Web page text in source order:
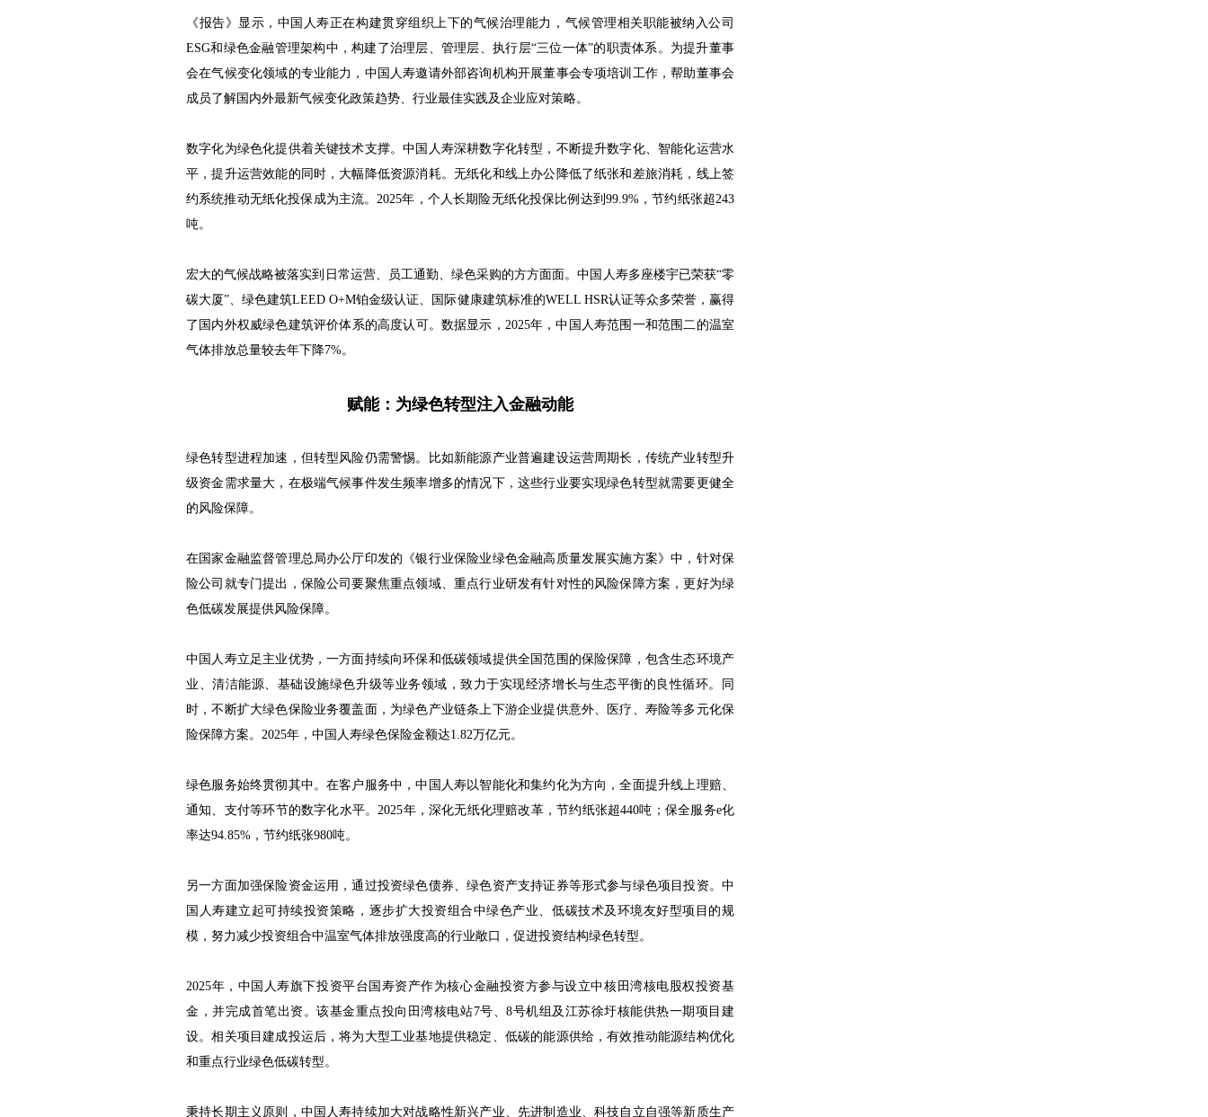
《报告》显示，中国人寿正在构建贯穿组织上下的气候治理能力，气候管理相关职能被纳入公司
ESG和绿色金融管理架构中，构建了治理层、管理层、执行层“三位一体”的职责体系。为提升董事
会在气候变化领域的专业能力，中国人寿邀请外部咨询机构开展董事会专项培训工作，帮助董事会
成员了解国内外最新气候变化政策趋势、行业最佳实践及企业应对策略。
数字化为绿色化提供着关键技术支撑。中国人寿深耕数字化转型，不断提升数字化、智能化运营水
平，提升运营效能的同时，大幅降低资源消耗。无纸化和线上办公降低了纸张和差旅消耗，线上签
约系统推动无纸化投保成为主流。2025年，个人长期险无纸化投保比例达到99.9%，节约纸张超243
吨。
宏大的气候战略被落实到日常运营、员工通勤、绿色采购的方方面面。中国人寿多座楼宇已荣获“零
碳大厦”、绿色建筑LEED O+M铂金级认证、国际健康建筑标准的WELL HSR认证等众多荣誉，赢得
了国内外权威绿色建筑评价体系的高度认可。数据显示，2025年，中国人寿范围一和范围二的温室
气体排放总量较去年下降7%。
赋能：为绿色转型注入金融动能
绿色转型进程加速，但转型风险仍需警惕。比如新能源产业普遍建设运营周期长，传统产业转型升
级资金需求量大，在极端气候事件发生频率增多的情况下，这些行业要实现绿色转型就需要更健全
的风险保障。
在国家金融监督管理总局办公厅印发的《银行业保险业绿色金融高质量发展实施方案》中，针对保
险公司就专门提出，保险公司要聚焦重点领域、重点行业研发有针对性的风险保障方案，更好为绿
色低碳发展提供风险保障。
中国人寿立足主业优势，一方面持续向环保和低碳领域提供全国范围的保险保障，包含生态环境产
业、清洁能源、基础设施绿色升级等业务领域，致力于实现经济增长与生态平衡的良性循环。同
时，不断扩大绿色保险业务覆盖面，为绿色产业链条上下游企业提供意外、医疗、寿险等多元化保
险保障方案。2025年，中国人寿绿色保险金额达1.82万亿元。
绿色服务始终贯彻其中。在客户服务中，中国人寿以智能化和集约化为方向，全面提升线上理赔、
通知、支付等环节的数字化水平。2025年，深化无纸化理赔改革，节约纸张超440吨；保全服务e化
率达94.85%，节约纸张980吨。
另一方面加强保险资金运用，通过投资绿色债券、绿色资产支持证券等形式参与绿色项目投资。中
国人寿建立起可持续投资策略，逐步扩大投资组合中绿色产业、低碳技术及环境友好型项目的规
模，努力减少投资组合中温室气体排放强度高的行业敞口，促进投资结构绿色转型。
2025年，中国人寿旗下投资平台国寿资产作为核心金融投资方参与设立中核田湾核电股权投资基
金，并完成首笔出资。该基金重点投向田湾核电站7号、8号机组及江苏徐圩核能供热一期项目建
设。相关项目建成投运后，将为大型工业基地提供稳定、低碳的能源供给，有效推动能源结构优化
和重点行业绿色低碳转型。
秉持长期主义原则，中国人寿持续加大对战略性新兴产业、先进制造业、科技自立自强等新质生产